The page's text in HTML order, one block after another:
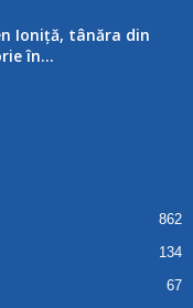
Ioniță, tânăra din
în...
862
134
67